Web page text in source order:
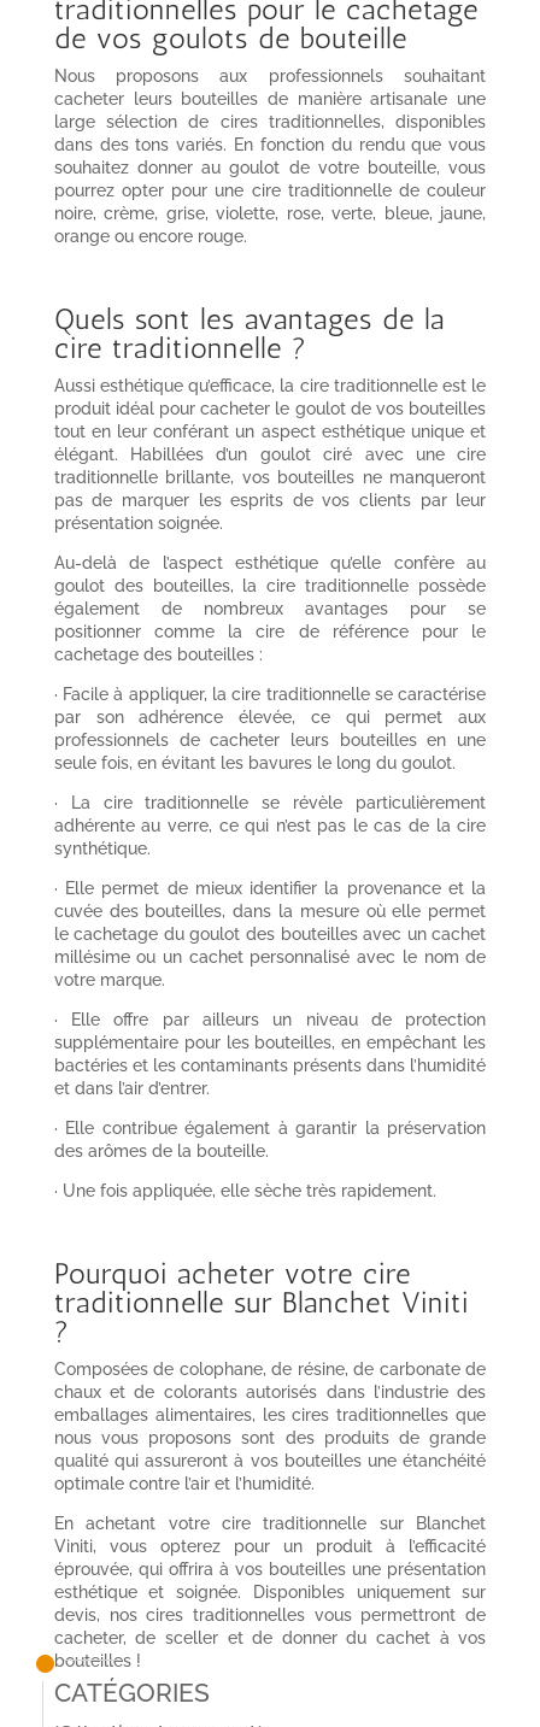
traditionnelles pour le cachetage
de vos goulots de bouteille
Nous proposons aux professionnels souhaitant
cacheter leurs bouteilles de manière artisanale une
large sélection de cires traditionnelles, disponibles
dans des tons variés. En fonction du rendu que vous
souhaitez donner au goulot de votre bouteille, vous
pourrez opter pour une cire traditionnelle de couleur
noire, crème, grise, violette, rose, verte, bleue, jaune,
orange ou encore rouge.
Quels sont les avantages de la
cire traditionnelle ?
Aussi esthétique qu’efficace, la cire traditionnelle est le
produit idéal pour cacheter le goulot de vos bouteilles
tout en leur conférant un aspect esthétique unique et
élégant. Habillées d’un goulot ciré avec une cire
traditionnelle brillante, vos bouteilles ne manqueront
pas de marquer les esprits de vos clients par leur
présentation soignée.
Au-delà de l’aspect esthétique qu’elle confère au
goulot des bouteilles, la cire traditionnelle possède
également de nombreux avantages pour se
positionner comme la cire de référence pour le
cachetage des bouteilles :
· Facile à appliquer, la cire traditionnelle se caractérise
par son adhérence élevée, ce qui permet aux
professionnels de cacheter leurs bouteilles en une
seule fois, en évitant les bavures le long du goulot.
· La cire traditionnelle se révèle particulièrement
adhérente au verre, ce qui n’est pas le cas de la cire
synthétique.
· Elle permet de mieux identifier la provenance et la
cuvée des bouteilles, dans la mesure où elle permet
le cachetage du goulot des bouteilles avec un cachet
millésime ou un cachet personnalisé avec le nom de
votre marque.
· Elle offre par ailleurs un niveau de protection
supplémentaire pour les bouteilles, en empêchant les
bactéries et les contaminants présents dans l’humidité
et dans l’air d’entrer.
· Elle contribue également à garantir la préservation
des arômes de la bouteille.
· Une fois appliquée, elle sèche très rapidement.
Pourquoi acheter votre cire
traditionnelle sur Blanchet Viniti
?
Composées de colophane, de résine, de carbonate de
chaux et de colorants autorisés dans l’industrie des
emballages alimentaires, les cires traditionnelles que
nous vous proposons sont des produits de grande
qualité qui assureront à vos bouteilles une étanchéité
optimale contre l’air et l’humidité.
En achetant votre cire traditionnelle sur Blanchet
Viniti, vous opterez pour un produit à l’efficacité
éprouvée, qui offrira à vos bouteilles une présentation
esthétique et soignée. Disponibles uniquement sur
devis, nos cires traditionnelles vous permettront de
cacheter, de sceller et de donner du cachet à vos
bouteilles !
Catégories